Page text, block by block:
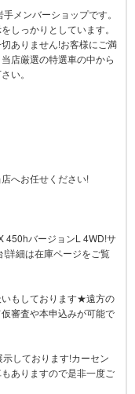
メンバーショップです。
しっかりとしています。
ありません!お客様にご満
店厳選の特選車の中から
い。
へお任せください!
450hバージョンL 4WD!サ
詳細は在庫ページをご覧
もしております★遠方の
審査や本申込みが可能で
しております!カーセン
ありますので是非一度ご